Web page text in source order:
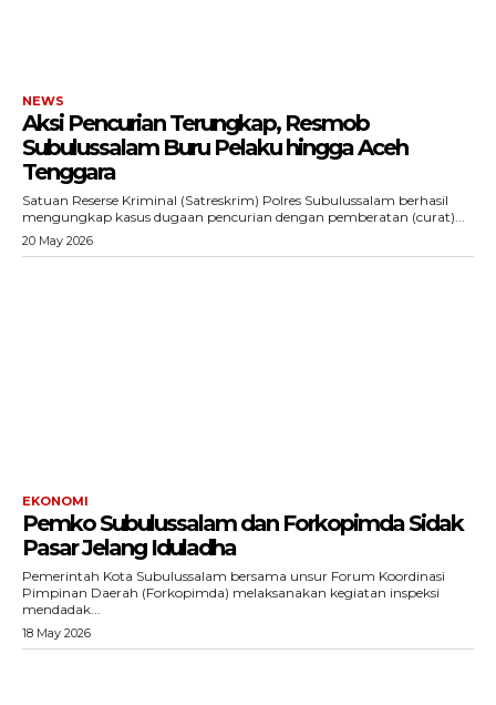
NEWS
Aksi Pencurian Terungkap, Resmob
Subulussalam Buru Pelaku hingga Aceh
Tenggara
Satuan Reserse Kriminal (Satreskrim) Polres Subulussalam berhasil
mengungkap kasus dugaan pencurian dengan pemberatan (curat)...
20 May 2026
EKONOMI
Pemko Subulussalam dan Forkopimda Sidak
Pasar Jelang Iduladha
Pemerintah Kota Subulussalam bersama unsur Forum Koordinasi
Pimpinan Daerah (Forkopimda) melaksanakan kegiatan inspeksi
mendadak...
18 May 2026